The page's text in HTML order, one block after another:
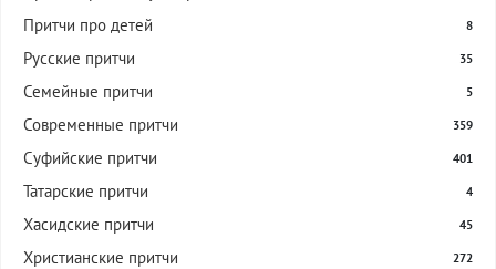
Притчи про детей 8
Русские притчи 35
Семейные притчи 5
Современные притчи 359
Суфийские притчи 401
Татарские притчи 4
Хасидские притчи 45
Христианские притчи 272